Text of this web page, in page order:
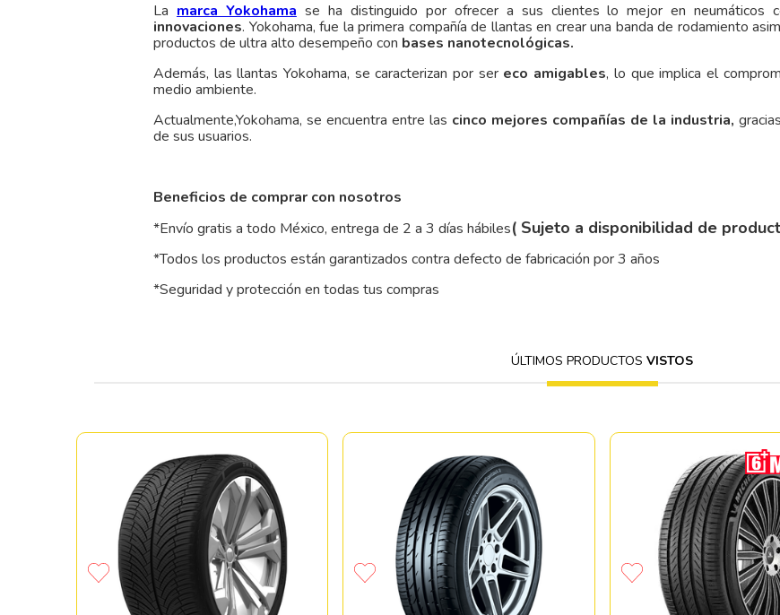
La marca Yokohama se ha distinguido por ofrecer a sus clientes lo mejor en neumáticos
innovaciones. Yokohama, fue la primera compañía de llantas en crear una banda de rodamiento
productos de ultra alto desempeño con bases nanotecnológicas.
Además, las llantas Yokohama, se caracterizan por ser eco amigables, lo que implica el
medio ambiente.
Actualmente,Yokohama, se encuentra entre las cinco mejores compañías de la industria,
de sus usuarios.
Beneficios de comprar con nosotros
*Envío gratis a todo México, entrega de 2 a 3 días hábiles( Sujeto a disponibilidad de
*Todos los productos están garantizados contra defecto de fabricación por 3 años
*Seguridad y protección en todas tus compras
ÚLTIMOS PRODUCTOSVISTOS